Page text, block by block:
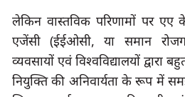
लेकिन वास्तविक परिणामों पर एए
एजेंसी (ईईओसी, या समान
व्यवसायों एवं विश्वविद्यालयों
नियुक्ति की अनिवार्यता के रूप में